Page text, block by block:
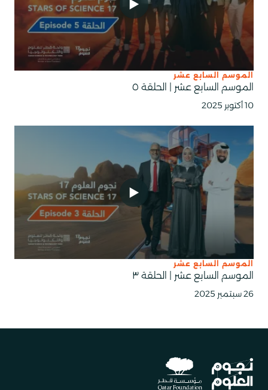
الموسم السابع عشر
الموسم السابع عشر | الحلقة ٥
10 أكتوبر 2025
الموسم السابع عشر
الموسم السابع عشر | الحلقة ٣
26 سبتمبر 2025